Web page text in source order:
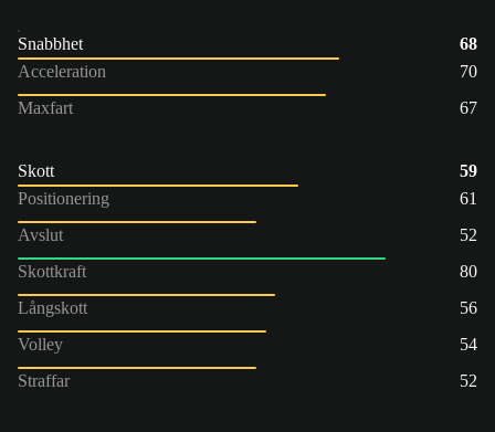
Snabbhet
68
Acceleration
70
Maxfart
67
Skott
59
Positionering
61
Avslut
52
Skottkraft
80
Långskott
56
Volley
54
Straffar
52